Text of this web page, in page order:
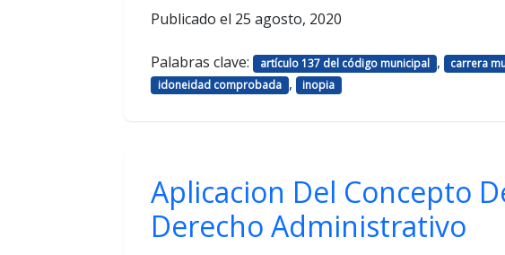
Publicado el 25 agosto, 2020
Palabras clave: artículo 137 del código municipal , carrera
idoneidad comprobada , inopia
Aplicacion Del Concepto
Derecho Administrativo